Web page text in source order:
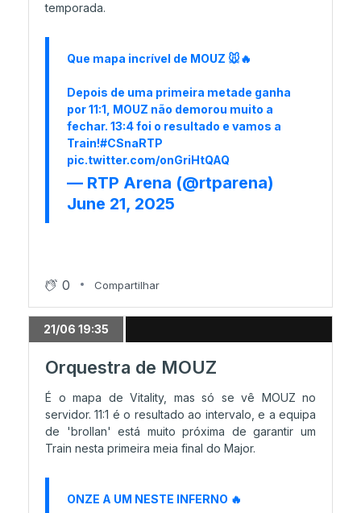
temporada.
Que mapa incrível de MOUZ 🐭🔥
Depois de uma primeira metade ganha
por 11:1, MOUZ não demorou muito a
fechar. 13:4 foi o resultado e vamos a
Train!#CSnaRTP
pic.twitter.com/onGriHtQAQ
— RTP Arena (@rtparena)
June 21, 2025
0 Compartilhar
21/06 19:35
Orquestra de MOUZ
É o mapa de Vitality, mas só se vê MOUZ no
servidor. 11:1 é o resultado ao intervalo, e a equipa
de 'brollan' está muito próxima de garantir um
Train nesta primeira meia final do Major.
ONZE A UM NESTE INFERNO 🔥